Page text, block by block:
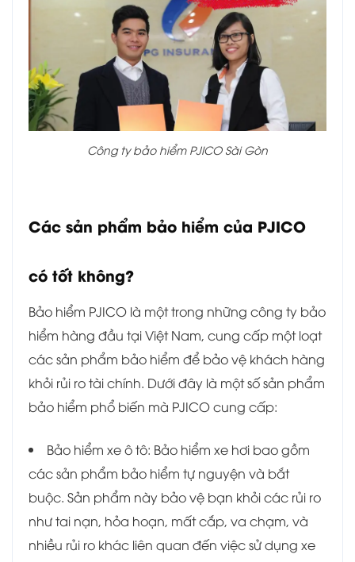
Công ty bảo hiểm PJICO Sài Gòn
Các sản phẩm bảo hiểm của PJICO
có tốt không?
Bảo hiểm PJICO là một trong những công ty bảo
hiểm hàng đầu tại Việt Nam, cung cấp một loạt
các sản phẩm bảo hiểm để bảo vệ khách hàng
khỏi rủi ro tài chính. Dưới đây là một số sản phẩm
bảo hiểm phổ biến mà PJICO cung cấp:
Bảo hiểm xe ô tô: Bảo hiểm xe hơi bao gồm
các sản phẩm bảo hiểm tự nguyện và bắt
buộc. Sản phẩm này bảo vệ bạn khỏi các rủi ro
như tai nạn, hỏa hoạn, mất cắp, va chạm, và
nhiều rủi ro khác liên quan đến việc sử dụng xe